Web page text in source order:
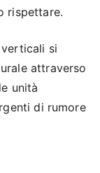
rispettare.
si
attraverso
unità
di rumore